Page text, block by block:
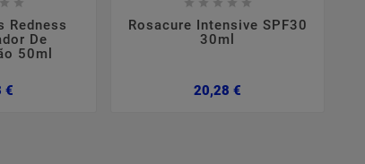
 
Redness
De
50ml
€
    
Rosacure Intensive SPF30
30ml
20,28 €